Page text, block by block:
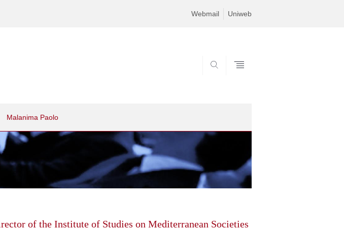
Webmail Uniweb
Malanima Paolo
of the Institute of Studies on Mediterranean Societies